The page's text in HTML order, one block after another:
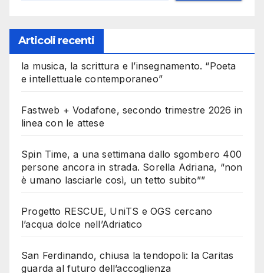
Articoli recenti
la musica, la scrittura e l’insegnamento. “Poeta
e intellettuale contemporaneo”
Fastweb + Vodafone, secondo trimestre 2026 in
linea con le attese
Spin Time, a una settimana dallo sgombero 400
persone ancora in strada. Sorella Adriana, “non
è umano lasciarle così, un tetto subito””
Progetto RESCUE, UniTS e OGS cercano
l’acqua dolce nell’Adriatico
San Ferdinando, chiusa la tendopoli: la Caritas
guarda al futuro dell’accoglienza